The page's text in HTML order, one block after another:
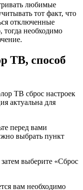
любимые
тот факт, что
отключенные
необходимо
ТВ, способ
ТВ сброс настроек
актуальна для
перед вами
выбрать пункт
выберите «Сброс
вам необходимо